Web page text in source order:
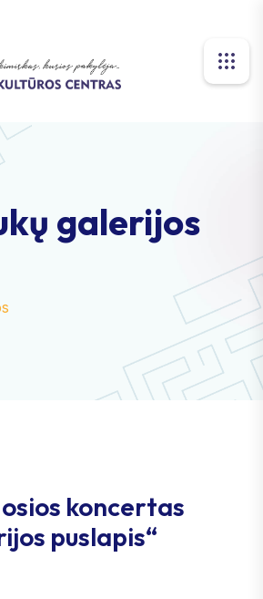
galerijos
koncertas
puslapis“